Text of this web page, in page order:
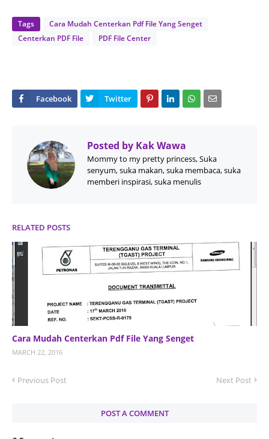
Tags
Cara Mudah Centerkan Pdf File Yang Senget
Centerkan PDF File
PDF File Center
Posted by Kak Wawa
Mommy to my pretty princess, Suka
senyum, suka makan, suka membaca, suka
memberi inspirasi, suka menulis
RELATED POSTS
Cara Mudah Centerkan Pdf File Yang Senget
MARCH 22, 2016
Previous Post Next Post
POST A COMMENT